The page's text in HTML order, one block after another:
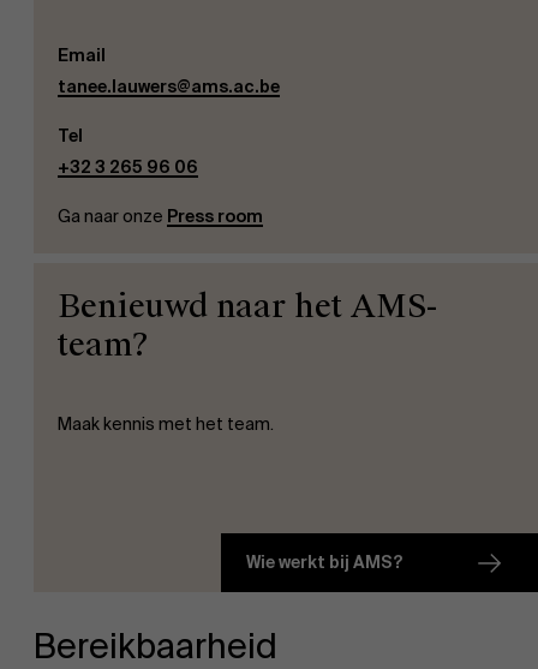
Email
tanee.lauwers@ams.ac.be
Tel
+32 3 265 96 06
Ga naar onze Press room
Benieuwd naar het AMS-
team?
Maak kennis met het team.
Wie werkt bij AMS?
Bereikbaarheid